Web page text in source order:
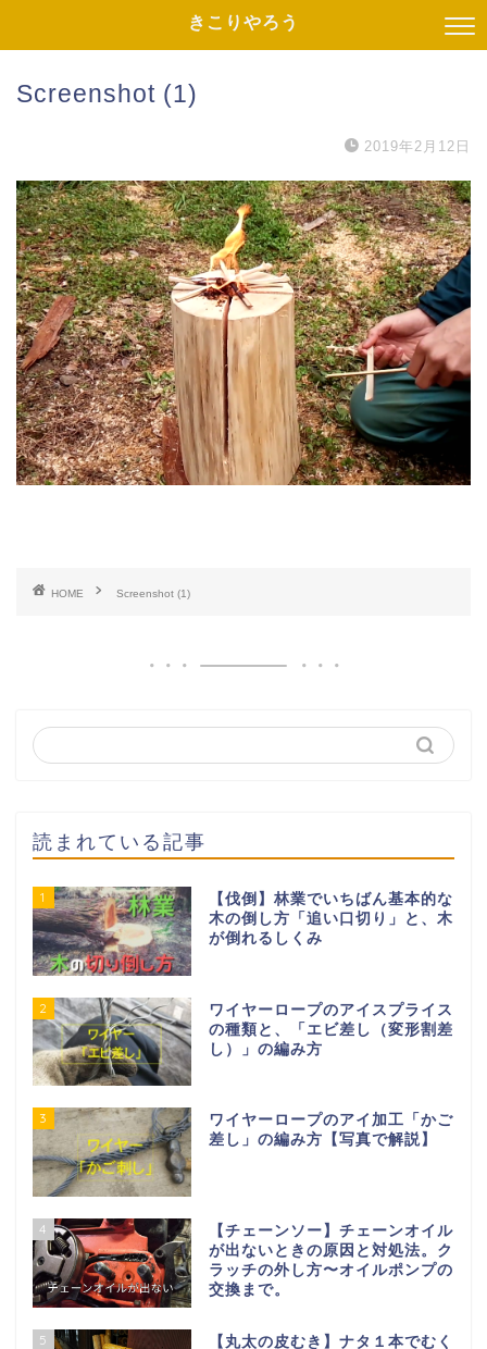
きこりやろう
Screenshot (1)
2019年2月12日
HOME Screenshot (1)
読まれている記事
1
【伐倒】林業でいちばん基本的な
木の倒し方「追い口切り」と、木
が倒れるしくみ
2
ワイヤーロープのアイスプライス
の種類と、「エビ差し（変形割差
し）」の編み方
3
ワイヤーロープのアイ加工「かご
差し」の編み方【写真で解説】
4
【チェーンソー】チェーンオイル
が出ないときの原因と対処法。ク
ラッチの外し方〜オイルポンプの
交換まで。
5
【丸太の皮むき】ナタ１本でむく